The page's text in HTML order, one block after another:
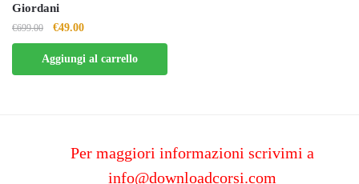
Giordani
€699.00
Il
prezzo
originale
era:
€49.00Il
prezzo
attuale
è:
Aggiungi al carrello
Per maggiori informazioni scrivimi a
info@downloadcorsi.com